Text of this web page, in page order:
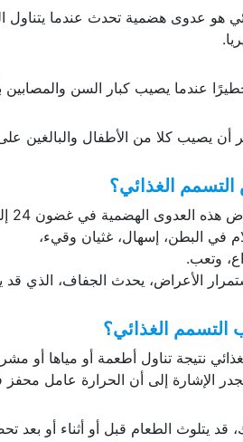
هو عدوى هضمية تحدث عندما يتناول
عندما يصيب كبار السن
أن يصيب كلا من الأطفال والبالغين
الغذائي؟
في غضون 24 إلى 72 ساعة بعد تناول الطعام الفاسد، وتظهر على الشكل التالي:
في البطن، إسهال، غثيان وقيء،
وتعب.
الأعراض، يحدث الجفاف، الذي
التسمم الغذائي؟
نتيجة تناول أطعمة أو مياها أو
الإشارة إلى أن الحرارة عامل محفز
قد يتلوث الطعام قبل أو أثناء أو بعد